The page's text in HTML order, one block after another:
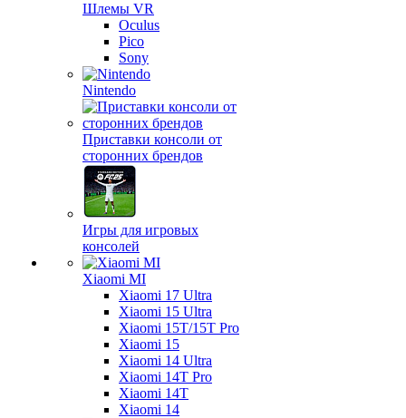
Шлемы VR
Oculus
Pico
Sony
Nintendo
Приставки консоли от
сторонних брендов
Игры для игровых
консолей
Xiaomi MI
Xiaomi 17 Ultra
Xiaomi 15 Ultra
Xiaomi 15T/15T Pro
Xiaomi 15
Xiaomi 14 Ultra
Xiaomi 14T Pro
Xiaomi 14T
Xiaomi 14